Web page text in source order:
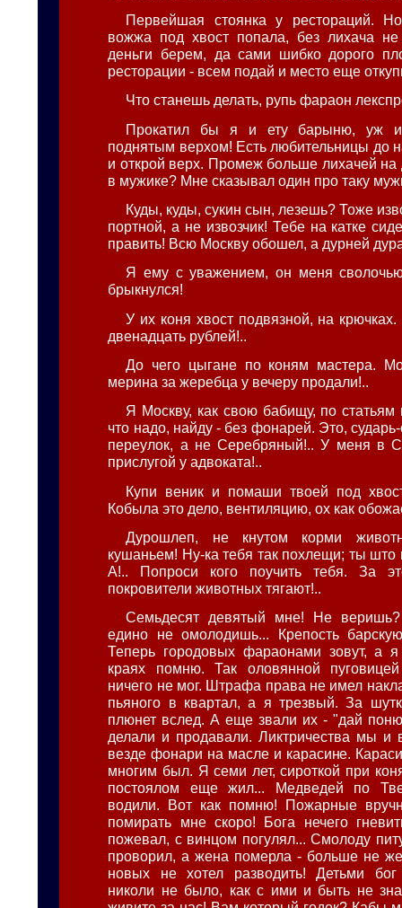
Первейшая стоянка у рестораций.
вожжа под хвост попала, без лихача
деньги берем, да сами шибко дорого
ресторации - всем подай и место еще
Что станешь делать, рупь фараон
Прокатил бы я и ету барыню, уж
поднятым верхом! Есть любительницы до
и открой верх. Промеж больше лихачей на
в мужике? Мне сказывал один про таку
Куды, куды, сукин сын, лезешь? Тоже
портной, а не извозчик! Тебе на катке
править! Всю Москву обошел, а дурней
Я ему с уважением, он меня
брыкнулся!
У их коня хвост подвязной, на
двенадцать рублей!..
До чего цыгане по коням мастера.
мерина за жеребца у вечеру продали!..
Я Москву, как свою бабищу, по
что надо, найду - без фонарей. Это,
переулок, а не Серебряный!.. У меня в
прислугой у адвоката!..
Купи веник и помаши твоей под
Кобыла это дело, вентиляцию, ох как
Дурошлеп, не кнутом корми
кушаньем! Ну-ка тебя так похлещи; ты што
А!.. Попроси кого поучить тебя. За
покровители животных тягают!..
Семьдесят девятый мне! Не
едино не омолодишь... Крепость
Теперь городовых фараонами зовут, а
краях помню. Так оловянной
ничего не мог. Штрафа права не имел
пьяного в квартал, а я трезвый. За
плюнет вслед. А еще звали их - "дай
делали и продавали. Ликтричества мы и
везде фонари на масле и карасине.
многим был. Я семи лет, сироткой при
постоялом еще жил... Медведей по
водили. Вот как помню! Пожарные
помирать мне скоро! Бога нечего
пожевал, с винцом погулял... Смолоду
проворил, а жена померла - больше не
новых не хотел разводить! Детьми бог
николи не было, как с ими и быть не